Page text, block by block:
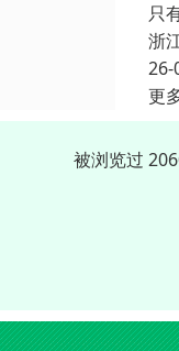
只
浙
26-
更
被浏览过